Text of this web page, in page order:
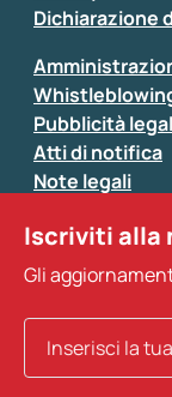
Dichiarazione
Pubblicità
Atti di notifica
Note legali
Sistan
Altri servizi
Iscriviti alla
Gli